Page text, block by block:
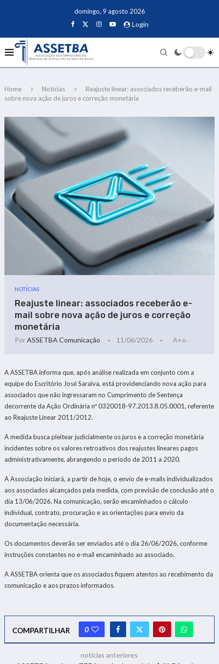
domingo, 9 agosto 2026
Login
Home Notícias
Reajuste linear: associados receberão e-mail
sobre nova ação de juros e correção monetária
NOTÍCIAS
Reajuste linear: associados receberão e-
mail sobre nova ação de juros e correção
monetária
PorASSETBA Comunicação 11/06/2026 A+A-
A ASSETBA informa que, após análise realizada em conjunto com a
equipe do Escritório José Saraiva, está providenciando nova ação para
associados que não ingressaram no Cumprimento de Sentença
decorrente da Ação Ordinária nº 0320018-97.2013.8.05.0001, referente
ao Reajuste Linear 2011/2012.
A medida busca pleitear judicialmente os juros e a correção monetária
incidentes sobre os valores retroativos dos reajustes lineares pagos
administrativamente, abrangendo o período de 2011 a 2020.
A Associação iniciará, a partir de hoje, o envio de e-mails individualizados
aos associados alcançados pela medida, com previsão de conclusão até o
dia 13/06/2026. Na comunicação, serão encaminhados o cálculo
individual, contrato, procuração e as orientações para envio da
documentação necessária.
Os documentos deverão ser enviados até o dia 26/06/2026, conforme
instruções constantes no e-mail encaminhado ao associado.
A ASSETBA orienta que os associados fiquem atentos ao recebimento da
comunicação e aos prazos informados.
COMPARTILHAR 0
notícias anteriores